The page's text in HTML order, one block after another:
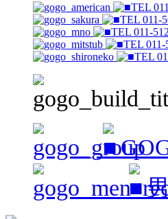
TEL
TEL 011-
TEL 011-
TEL 011-
TEL